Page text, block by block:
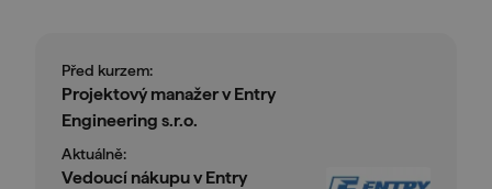
Před kurzem:
Projektový manažer v Entry
Engineering s.r.o.
Aktuálně:
Vedoucí nákupu v Entry